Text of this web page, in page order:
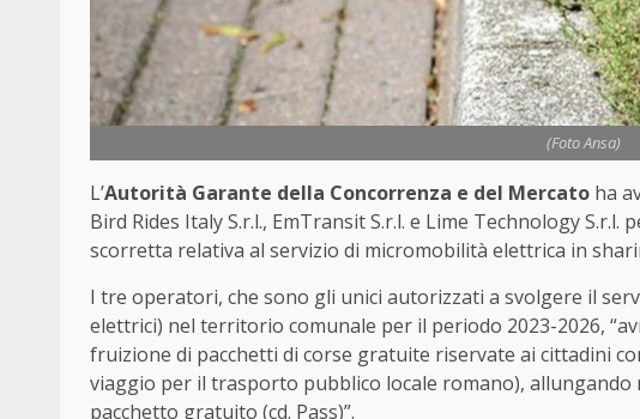
(Foto Ansa)
L’Autorità Garante della Concorrenza e del Mercato ha
Bird Rides Italy S.r.l., EmTransit S.r.l. e Lime Technology
scorretta relativa al servizio di micromobilità elettrica in
I tre operatori, che sono gli unici autorizzati a svolgere il
elettrici) nel territorio comunale per il periodo 2023-2026,
fruizione di pacchetti di corse gratuite riservate ai cittadini
viaggio per il trasporto pubblico locale romano), allungando
pacchetto gratuito (cd. Pass)”.